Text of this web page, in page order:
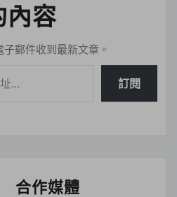
內容
郵件收到最新文章。
訂閱
合作媒體